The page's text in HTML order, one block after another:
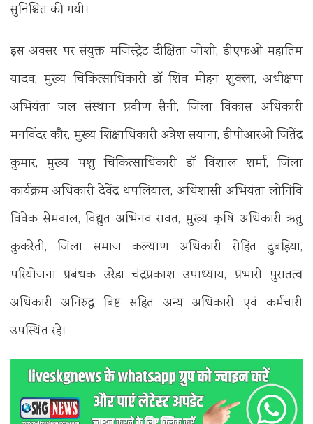
सुनिश्चित की गयी।
इस अवसर पर संयुक्त मजिस्ट्रेट दीक्षिता जोशी, डीएफओ महातिम
यादव, मुख्य चिकित्साधिकारी डॉ शिव मोहन शुक्ला, अधीक्षण
अभियंता जल संस्थान प्रवीण सैनी, जिला विकास अधिकारी
मनविंदर कौर, मुख्य शिक्षाधिकारी अत्रेश सयाना, डीपीआरओ जितेंद्र
कुमार, मुख्य पशु चिकित्साधिकारी डॉ विशाल शर्मा, जिला
कार्यक्रम अधिकारी देवेंद्र थपलियाल, अधिशासी अभियंता लोनिवि
विवेक सेमवाल, विद्युत अभिनव रावत, मुख्य कृषि अधिकारी ऋतु
कुकरेती, जिला समाज कल्याण अधिकारी रोहित दुबड़िया,
परियोजना प्रबंधक उरेडा चंद्रप्रकाश उपाध्याय, प्रभारी पुरातत्व
अधिकारी अनिरुद्ध बिष्ट सहित अन्य अधिकारी एवं कर्मचारी
उपस्थित रहे।